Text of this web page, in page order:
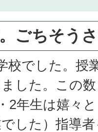
ごちそう
校でした。授
した。この
2年生は嬉々
した）指導